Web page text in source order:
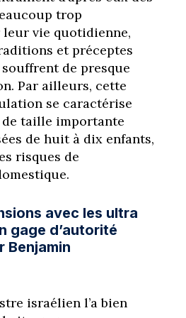
trop
vie quotidienne,
et préceptes
de presque
Par ailleurs, cette
se caractérise
taille importante
de huit à dix enfants,
risques de
avec les ultra
gage d’autorité
Benjamin
israélien l’a bien